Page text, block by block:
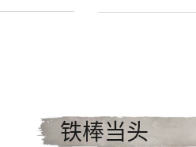
铁棒当头